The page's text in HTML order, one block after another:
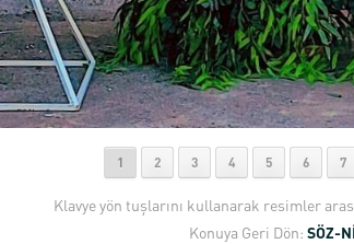
1 2 3 4 5 6 7
Klavye yön tuşlarını kullanarak resimler
Konuya Geri Dön: SÖZ-